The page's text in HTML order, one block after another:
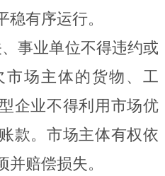
有序运行。
事业单位不得违约或
场主体的货物、工
企业不得利用 市场优
款。市场主体有权依
赔偿损失。